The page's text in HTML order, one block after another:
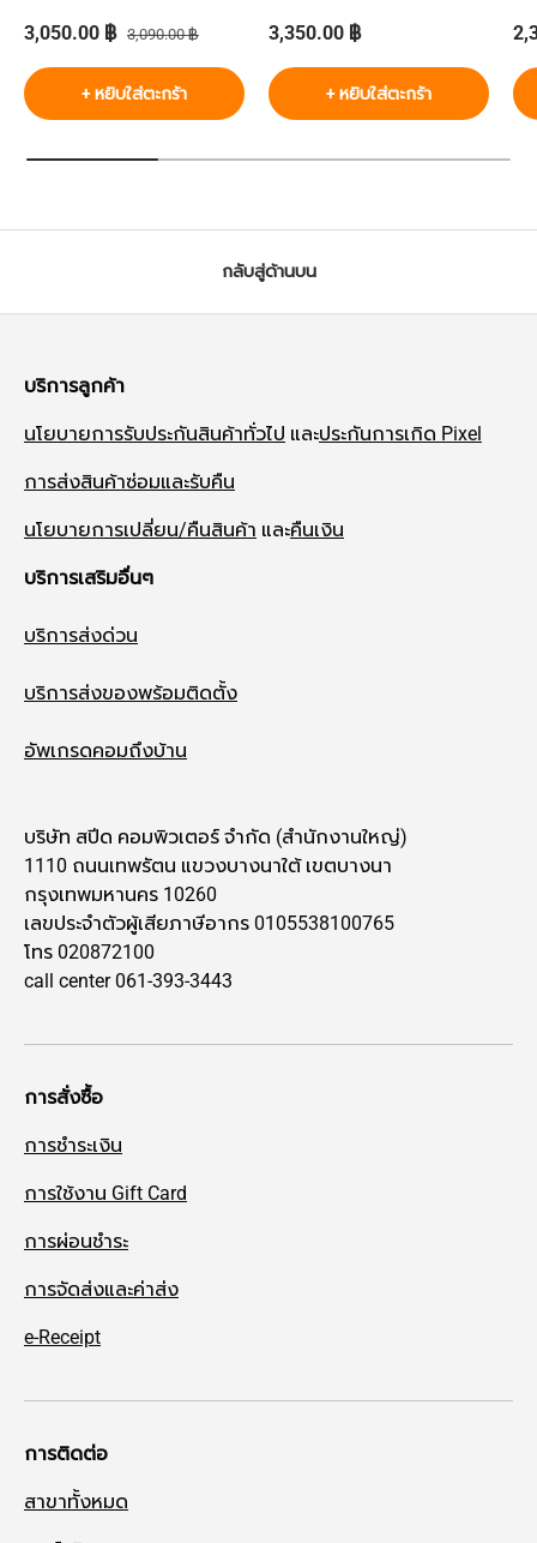
ราคาส่วนลด
3,050.00 ฿ ราคาปกติ
3,090.00 ฿
+ หยิบใส่ตะกร้า
ราคาปกติ
3,350.00 ฿
+ หยิบใส่ตะกร้า
ร
กลับสู่ด้านบน
บริการลูกค้า
นโยบายการรับประกันสินค้าทั่วไป และประกันการเกิด Pixel
การส่งสินค้าซ่อมและรับคืน
นโยบายการเปลี่ยน/คืนสินค้า และคืนเงิน
บริการเสริมอื่นๆ
บริการส่งด่วน
บริการส่งของพร้อมติดตั้ง
อัพเกรดคอมถึงบ้าน
บริษัท สปีด คอมพิวเตอร์ จำกัด (สำนักงานใหญ่)
1110 ถนนเทพรัตน แขวงบางนาใต้ เขตบางนา
กรุงเทพมหานคร 10260
เลขประจำตัวผู้เสียภาษีอากร 0105538100765
โทร 020872100
call center 061-393-3443
การสั่งซื้อ
การชำระเงิน
การใช้งาน Gift Card
การผ่อนชำระ
การจัดส่งและค่าส่ง
e-Receipt
การติดต่อ
สาขาทั้งหมด